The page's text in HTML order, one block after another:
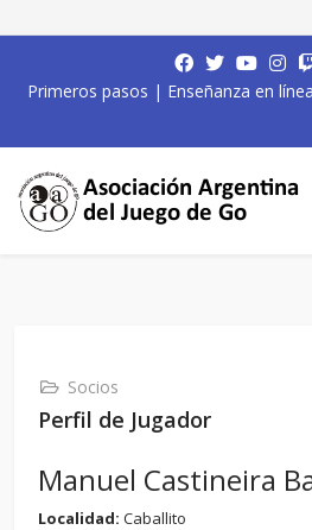
Primeros pasos | Enseñanza en línea
Socios
Perfil de Jugador
Manuel Castineira
Localidad: Caballito